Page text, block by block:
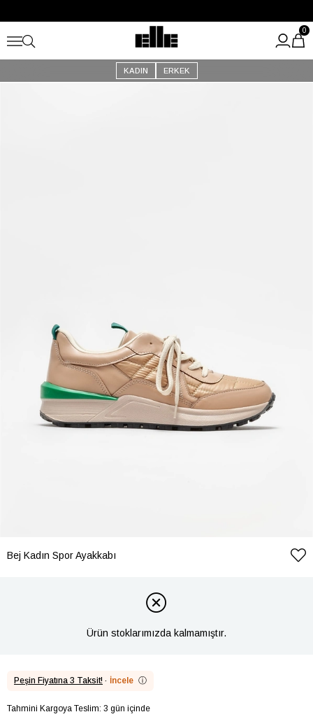
Kargo Ücretsiz!
KADIN ERKEK
0
Bej Kadın Spor Ayakkabı
Ürün stoklarımızda kalmamıştır.
Peşin Fiyatına 3 Taksit! · İncele ⓘ
Tahmini Kargoya Teslim: 3 gün içinde